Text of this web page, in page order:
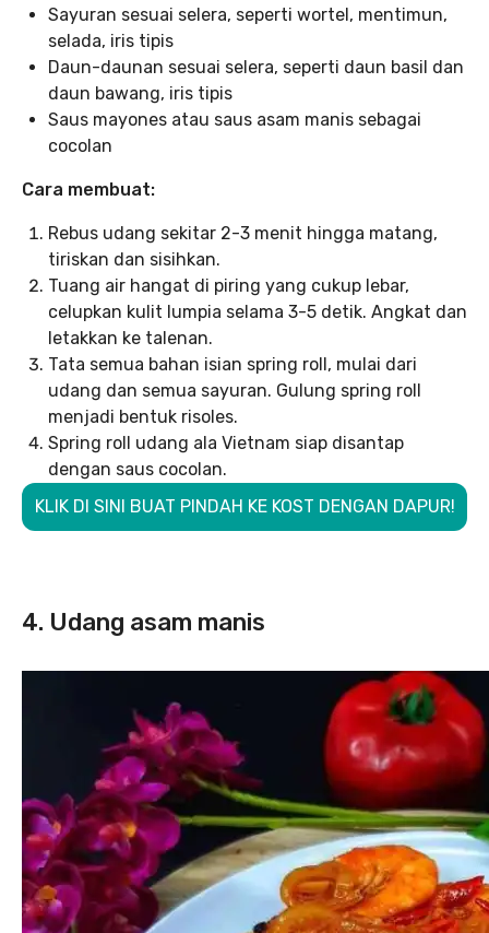
Sayuran sesuai selera, seperti wortel, mentimun,
selada, iris tipis
Daun-daunan sesuai selera, seperti daun basil dan
daun bawang, iris tipis
Saus mayones atau saus asam manis sebagai
cocolan
Cara membuat:
Rebus udang sekitar 2-3 menit hingga matang,
tiriskan dan sisihkan.
Tuang air hangat di piring yang cukup lebar,
celupkan kulit lumpia selama 3-5 detik. Angkat dan
letakkan ke talenan.
Tata semua bahan isian spring roll, mulai dari
udang dan semua sayuran. Gulung spring roll
menjadi bentuk risoles.
Spring roll udang ala Vietnam siap disantap
dengan saus cocolan.
KLIK DI SINI BUAT PINDAH KE KOST DENGAN DAPUR!
4. Udang asam manis